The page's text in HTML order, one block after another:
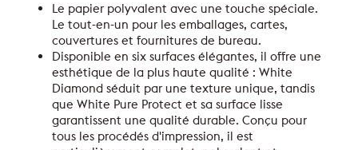
Le papier polyvalent avec une touche spéciale.
Le tout-en-un pour les emballages, cartes,
couvertures et fournitures de bureau.
Disponible en six surfaces élégantes, il offre une
esthétique de la plus haute qualité : White
Diamond séduit par une texture unique, tandis
que White Pure Protect et sa surface lisse
garantissent une qualité durable. Conçu pour
tous les procédés d'impression, il est